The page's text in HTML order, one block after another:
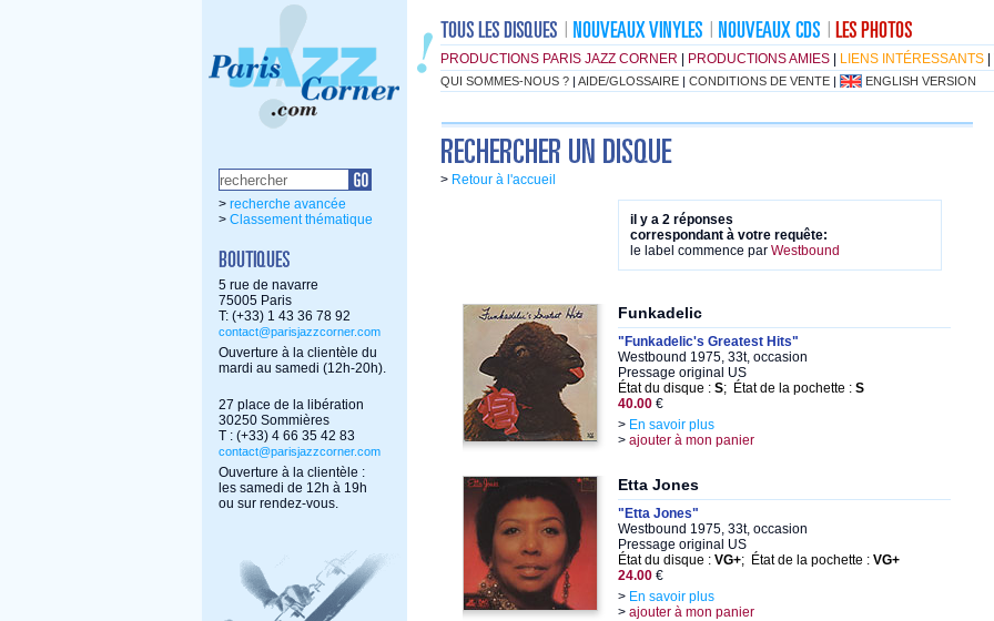
PRODUCTIONS PARIS JAZZ CORNER PRODUCTIONS AMIES LIENS INTÉRESSANTS
QUI SOMMES-NOUS ? | AIDE/GLOSSAIRE | CONDITIONS DE VENTE | ENGLISH VERSION
> recherche avancée
> Classement thématique
5 rue de navarre
75005 Paris
T: (+33) 1 43 36 78 92
contact@parisjazzcorner.com
Ouverture à la clientèle du
mardi au samedi (12h-20h).
27 place de la libération
30250 Sommières
T : (+33) 4 66 35 42 83
contact@parisjazzcorner.com
Ouverture à la clientèle :
les samedi de 12h à 19h
ou sur rendez-vous.
> Retour à l'accueil
il y a 2 réponses
correspondant à votre requête:
le label commence par Westbound
Funkadelic
"Funkadelic's Greatest Hits"
Westbound 1975, 33t, occasion
Pressage original US
État du disque : S; État de la pochette : S
40.00 €
> En savoir plus
> ajouter à mon panier
Etta Jones
"Etta Jones"
Westbound 1975, 33t, occasion
Pressage original US
État du disque : VG+; État de la pochette : VG+
24.00 €
> En savoir plus
> ajouter à mon panier